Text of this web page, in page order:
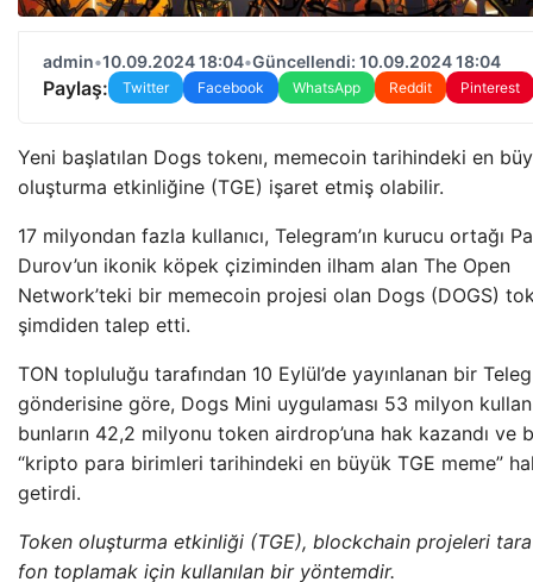
admin•10.09.2024 18:04•Güncellendi: 10.09.2024 18:04
Paylaş: Twitter Facebook WhatsApp Reddit Pinterest
Yeni başlatılan Dogs tokenı, memecoin tarihindeki en
oluşturma etkinliğine (TGE) işaret etmiş olabilir.
17 milyondan fazla kullanıcı, Telegram’ın kurucu ortağı
Durov’un ikonik köpek çiziminden ilham alan The Open
Network’teki bir memecoin projesi olan Dogs (DOGS)
şimdiden talep etti.
TON topluluğu tarafından 10 Eylül’de yayınlanan bir
gönderisine göre, Dogs Mini uygulaması 53 milyon
bunların 42,2 milyonu token airdrop’una hak kazandı ve
“kripto para birimleri tarihindeki en büyük TGE meme”
getirdi.
Token oluşturma etkinliği (TGE), blockchain projeleri
fon toplamak için kullanılan bir yöntemdir.